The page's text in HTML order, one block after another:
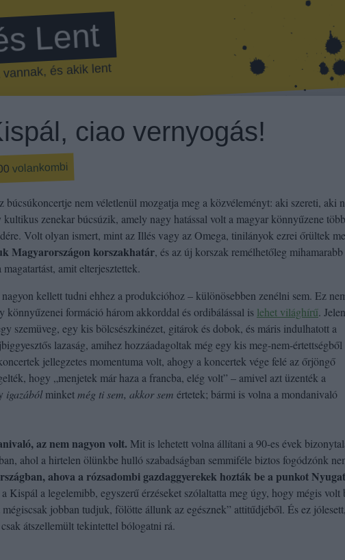
Lent
és akik lent
ciao vernyogás!
volankombi
búcsúkoncertje nem véletlenül mozgatja meg a közvéleményt: aki szereti, aki
zenekar búcsúzik, amely nagy hatással volt a magyar könnyűzene
Volt olyan ismert, mint az Illés vagy az Omega, tinilányok ezrei őrültek
Magyarországon korszakhatár, és az új korszak remélhetőleg mihamarabb
amit elterjesztettek.
kellett tudni ehhez a produkcióhoz – különösebben zenélni sem. Ez
könnyűzenei formáció három akkorddal és ordibálással is lehet világhírű. Jelen
szemüveg, egy kis bölcsészkinézet, gitárok és dobok, és máris indulhatott a
lazaság, amihez hozzáadagoltak még egy kis meg-nem-értettségből
jellegzetes momentuma volt, ahogy a koncertek vége felé az őrjöngő
hogy „menjetek már haza a francba, elég volt” – amivel azt üzenték a
igazából minket még ti sem, akkor sem értetek; bármi is volna a mondanivaló
az nem nagyon volt. Mit is lehetett volna állítani a 90-es évek
ahol a hirtelen ölünkbe hulló szabadságban semmiféle biztos fogódzónk
ahova a rózsadombi gazdaggyerekek hozták be a punkot
Kispál a legelemibb, egyszerű érzéseket szólaltatta meg úgy, hogy mégis volt
jobban tudjuk, fölötte állunk az egésznek” attitűdjéből. És ez
átszellemült tekintettel bólogatni rá.